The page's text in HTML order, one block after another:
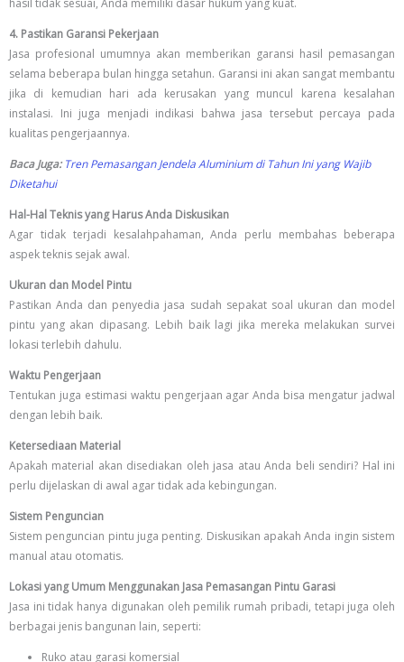
4. Pastikan Garansi Pekerjaan
Jasa profesional umumnya akan memberikan garansi hasil pemasangan
selama beberapa bulan hingga setahun. Garansi ini akan sangat membantu
jika di kemudian hari ada kerusakan yang muncul karena kesalahan
instalasi. Ini juga menjadi indikasi bahwa jasa tersebut percaya pada
kualitas pengerjaannya.
Baca Juga: Tren Pemasangan Jendela Aluminium di Tahun Ini yang Wajib
Diketahui
Hal-Hal Teknis yang Harus Anda Diskusikan
Agar tidak terjadi kesalahpahaman, Anda perlu membahas beberapa
aspek teknis sejak awal.
Ukuran dan Model Pintu
Pastikan Anda dan penyedia jasa sudah sepakat soal ukuran dan model
pintu yang akan dipasang. Lebih baik lagi jika mereka melakukan survei
lokasi terlebih dahulu.
Waktu Pengerjaan
Tentukan juga estimasi waktu pengerjaan agar Anda bisa mengatur jadwal
dengan lebih baik.
Ketersediaan Material
Apakah material akan disediakan oleh jasa atau Anda beli sendiri? Hal ini
perlu dijelaskan di awal agar tidak ada kebingungan.
Sistem Penguncian
Sistem penguncian pintu juga penting. Diskusikan apakah Anda ingin sistem
manual atau otomatis.
Lokasi yang Umum Menggunakan Jasa Pemasangan Pintu Garasi
Jasa ini tidak hanya digunakan oleh pemilik rumah pribadi, tetapi juga oleh
berbagai jenis bangunan lain, seperti:
Ruko atau garasi komersial